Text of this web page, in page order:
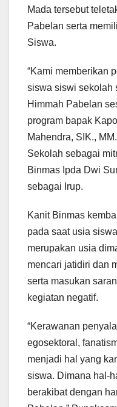
Mada tersebut
Pabelan serta
Siswa.
“Kami memberikan
siswa siswi sekolah
Himmah Pabelan
program bapak
Mahendra, SIK.,
Sekolah sebagai
Binmas Ipda Dwi
sebagai Irup.
Kanit Binmas
pada saat usia
merupakan usia
mencari jatidiri dan
serta masukan
kegiatan negatif.
“Kerawanan
egosektoral,
menjadi hal yang
siswa. Dimana hal-
berakibat dengan